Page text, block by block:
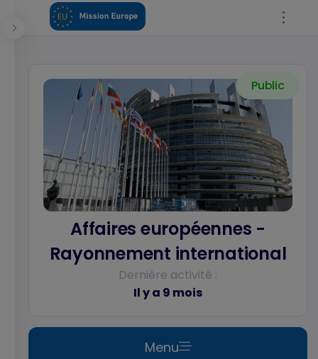
Se connecter
Affaires européennes -
Rayonnement international
Public
Dernière activité :
Il y a 9 mois
Menu
Panneau de gestion des cookies